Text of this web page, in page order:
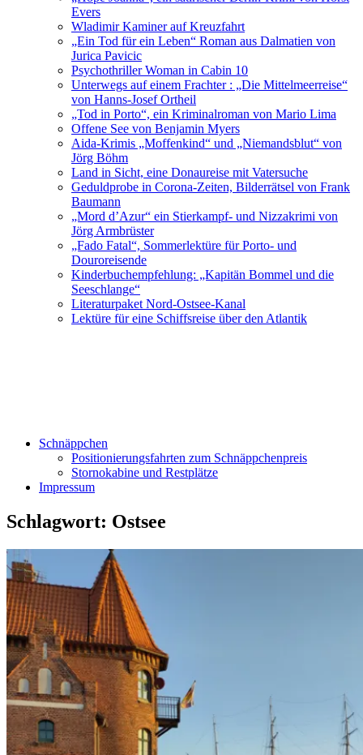
Evers
Wladimir Kaminer auf Kreuzfahrt
„Ein Tod für ein Leben“ Roman aus Dalmatien von
Jurica Pavicic
Psychothriller Woman in Cabin 10
Unterwegs auf einem Frachter : „Die Mittelmeerreise“
von Hanns-Josef Ortheil
„Tod in Porto“, ein Kriminalroman von Mario Lima
Offene See von Benjamin Myers
Aida-Krimis „Moffenkind“ und „Niemandsblut“ von
Jörg Böhm
Land in Sicht, eine Donaureise mit Vatersuche
Geduldprobe in Corona-Zeiten, Bilderrätsel von Frank
Baumann
„Mord d’Azur“ ein Stierkampf- und Nizzakrimi von
Jörg Armbrüster
„Fado Fatal“, Sommerlektüre für Porto- und
Douroreisende
Kinderbuchempfehlung: „Kapitän Bommel und die
Seeschlange“
Literaturpaket Nord-Ostsee-Kanal
Lektüre für eine Schiffsreise über den Atlantik
Schnäppchen
Positionierungsfahrten zum Schnäppchenpreis
Stornokabine und Restplätze
Impressum
Schlagwort: Ostsee